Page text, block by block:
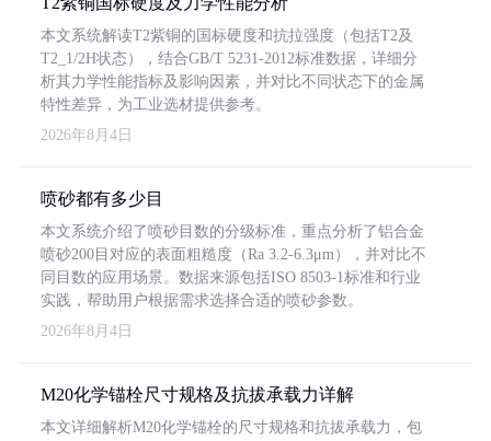
本文系统解读T2紫铜的国标硬度和抗拉强度（包括T2及
T2_1/2H状态），结合GB/T 5231-2012标准数据，详细分
析其力学性能指标及影响因素，并对比不同状态下的金属
特性差异，为工业选材提供参考。
2026年8月4日
喷砂都有多少目
本文系统介绍了喷砂目数的分级标准，重点分析了铝合金
喷砂200目对应的表面粗糙度（Ra 3.2-6.3μm），并对比不
同目数的应用场景。数据来源包括ISO 8503-1标准和行业
实践，帮助用户根据需求选择合适的喷砂参数。
2026年8月4日
M20化学锚栓尺寸规格及抗拔承载力详解
本文详细解析M20化学锚栓的尺寸规格和抗拔承载力，包